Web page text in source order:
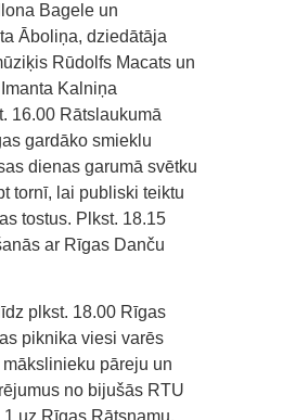
Bagele un
Āboliņa, dziedātāja
Rūdolfs Macats un
Kalniņa
16.00 Rātslaukumā
gardāko smieklu
dienas garumā svētku
tornī, lai publiski teiktu
tostus. Plkst. 18.15
ar Rīgas Danču
plkst. 18.00 Rīgas
piknika viesi varēs
mākslinieku pāreju un
no bijušās RTU